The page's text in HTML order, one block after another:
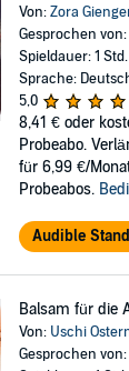
Von:Zora
Gesprochen von:
Spieldauer: 1
Sprache:
5,0
8,41 € oder
Probeabo.
für 6,99 €/
Probeabos.
Audible
Balsam für die
Von: Uschi
Gesprochen von: